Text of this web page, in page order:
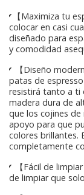
✔【Maximiza tu
colocar en casi
diseñado para
y comodidad
✔ 【Diseño
patas de
resistirá tanto a ti
madera dura de
que los cojines
apoyo para que
colores brillantes.
completamente
✔ 【Fácil de
de limpiar que